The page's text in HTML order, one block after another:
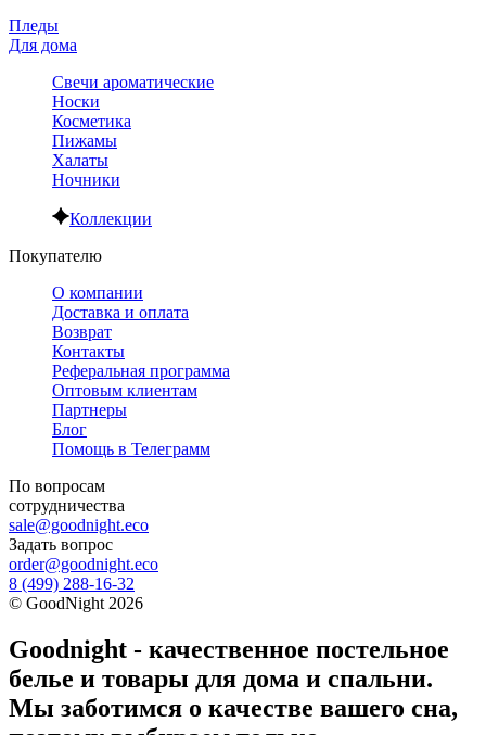
Пледы
Для дома
Свечи ароматические
Носки
Косметика
Пижамы
Халаты
Ночники
Коллекции
Покупателю
О компании
Доставка и оплата
Возврат
Контакты
Реферальная программа
Оптовым клиентам
Партнеры
Блог
Помощь в Телеграмм
По вопросам
сотрудничества
sale@goodnight.eco
Задать вопрос
order@goodnight.eco
8 (499) 288-16-32
© GoodNight 2026
Goodnight - качественное постельное
белье и товары для дома и спальни.
Мы заботимся о качестве вашего сна,